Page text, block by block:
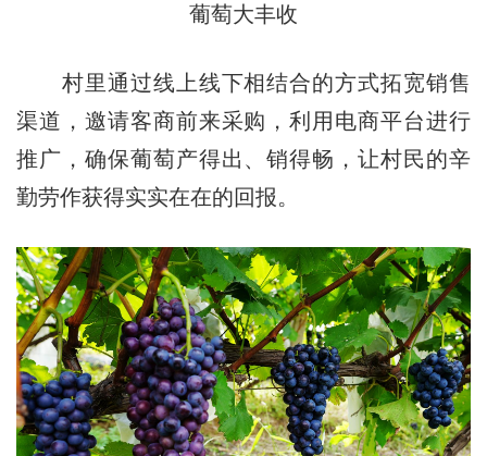
葡萄大丰收
村里通过线上线下相结合的方式拓宽销售
渠道，邀请客商前来采购，利用电商平台进行
推广，确保葡萄产得出、销得畅，让村民的辛
勤劳作获得实实在在的回报。